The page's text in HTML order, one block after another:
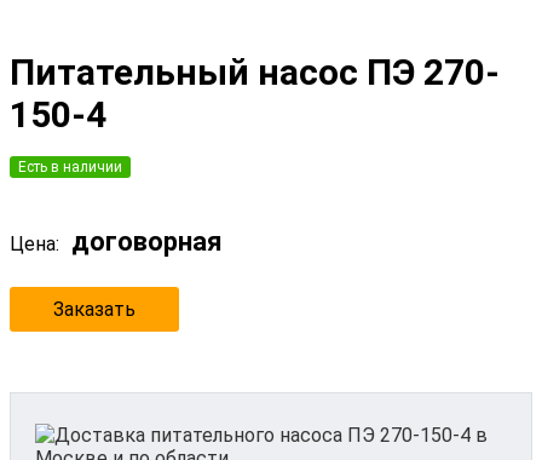
Питательный насос ПЭ 270-
150-4
Есть в наличии
Цена: договорная
Заказать